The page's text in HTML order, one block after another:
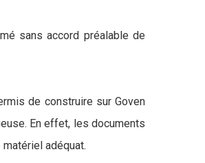
sans accord préalable de
de construire sur Goven
En effet, les documents
adéquat.